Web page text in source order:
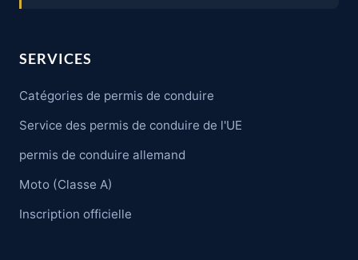
SERVICES
Catégories de permis de conduire
Service des permis de conduire de l'UE
permis de conduire allemand
Moto (Classe A)
Inscription officielle